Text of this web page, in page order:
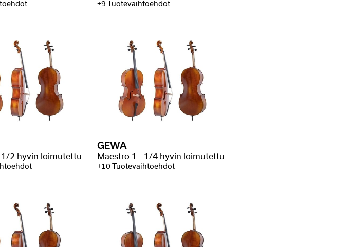
+9 Tuotevaihtoehdot
1/2 hyvin loimutettu
GEWA
Maestro 1 - 1/4 hyvin loimutettu
+10 Tuotevaihtoehdot